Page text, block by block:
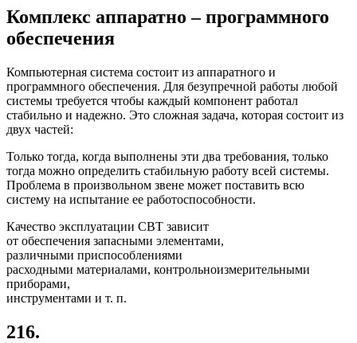
Комплекс аппаратно – программного
обеспечения
Компьютерная система состоит из аппаратного и
программного обеспечения. Для безупречной работы любой
системы требуется чтобы каждый компонент работал
стабильно и надежно. Это сложная задача, которая состоит из
двух частей:
Только тогда, когда выполнены эти два требования, только
тогда можно определить стабильную работу всей системы.
Проблема в произвольном звене может поставить всю
систему на испытание ее работоспособности.
Качество эксплуатации СВТ зависит
от обеспечения запасными элементами,
различными приспособлениями
расходными материалами, контрольноизмерительными
приборами,
инструментами и т. п.
216.